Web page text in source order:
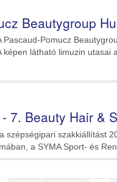
Beautygroup
Pascaud-Pomucz
képen látható limuzin utasai
7. Beauty Hair &
szépségipari szakkiállítást
a SYMA Sport- és